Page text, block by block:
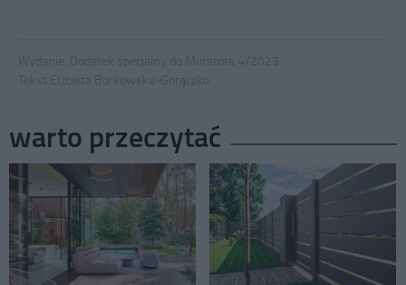
warto przeczytać